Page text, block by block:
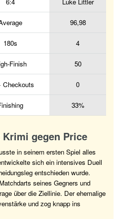
96,98
180s 4
Finish 50
Checkouts 0
33%
gegen Price
in seinem ersten Spiel alles
sich ein intensives Duell
entschieden wurde.
seines Gegners und
über die Ziellinie. Der ehemalige
und zog knapp ins